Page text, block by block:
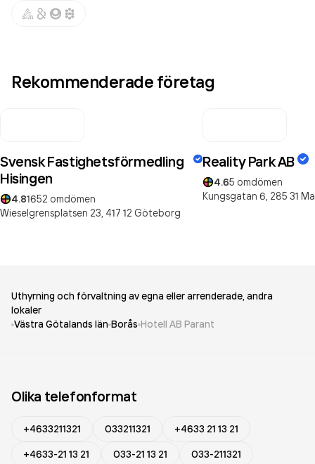
Rekommenderade företag
Svensk Fastighetsförmedling
Hisingen
4.81652 omdömen
Wieselgrensplatsen 23, 417 12 Göteborg
Reality Park AB
4.65 omdömen
Kungsgatan 6, 285 31
Uthyrning och förvaltning av egna eller arrenderade, andra
lokaler
Västra Götalands län Borås Hotell AB Parant
Olika telefonformat
+4633211321 033211321
+4633 21 13 21
+4633-21 13 21
033-21 13 21 033-211321